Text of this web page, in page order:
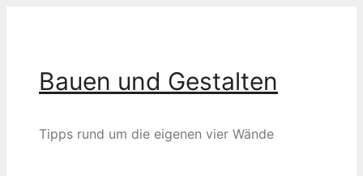
Bauen und Gestalten
Tipps rund um die eigenen vier Wände